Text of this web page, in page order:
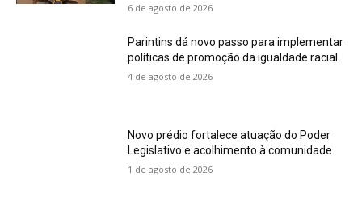
6 de agosto de 2026
Parintins dá novo passo para implementar
políticas de promoção da igualdade racial
4 de agosto de 2026
Novo prédio fortalece atuação do Poder
Legislativo e acolhimento à comunidade
1 de agosto de 2026